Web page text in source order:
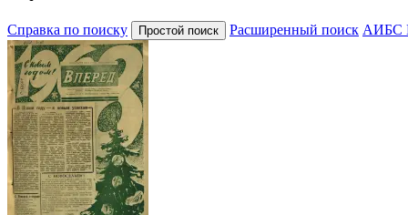
Справка по поиску Расширенный поиск АИБС